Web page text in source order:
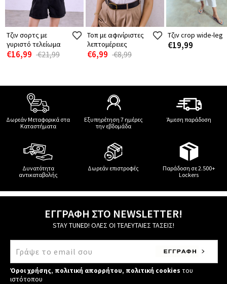
Τζιν σορτς με
γυριστό τελείωμα
€16,99 €21,99
Τοπ με αφινίριστες
λεπτομέρειες
€6,99 €8,99
Τζιν crop wide-leg
€19,99
Δωρεάν Μεταφορικά στα
Καταστήματα
Εξυπηρέτηση 7 ημέρες
την εβδομάδα
Άμεση παράδοση
Δυνατότητα
αντικαταβολής
Δωρεάν επιστροφές
Παράδοση σε 2.500+
Lockers
ΕΓΓΡΑΦΗ ΣΤΟ NEWSLETTER!
STAY TUNED! ΟΛΕΣ ΟΙ ΤΕΛΕΥΤΑΙΕΣ ΤΑΣΕΙΣ!
Όροι χρήσης, πολιτική απορρήτου, πολιτική cookies του
ιστότοπου